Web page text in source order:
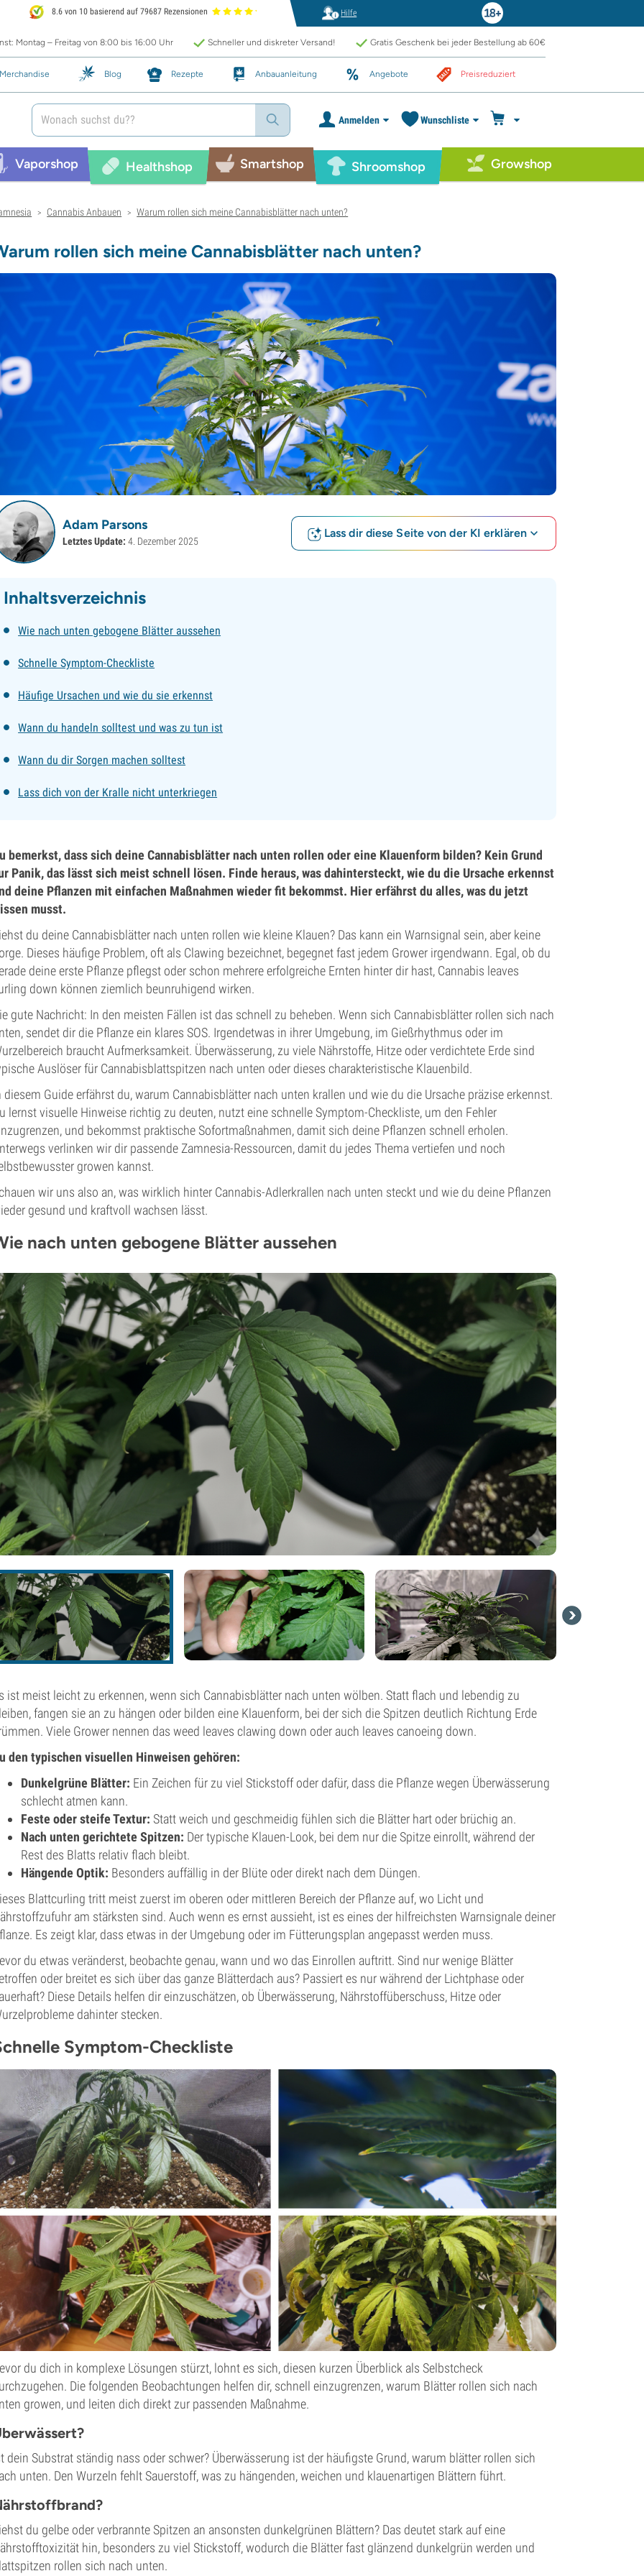
8.6 von 10 basierend auf 79687 Rezensionen Hilfe
Montag – Freitag von 8:00 bis 16:00 Uhr Schneller und diskreter Versand! Gratis Geschenk bei jeder Bestellung ab 60€
Merchandise Blog Rezepte Anbauanleitung Angebote Preisreduziert
Anmelden Wunschliste
Vaporshop Healthshop Smartshop Shroomshop Growshop
> Cannabis Anbauen > Warum rollen sich meine Cannabisblätter nach unten?
rollen sich meine Cannabisblätter nach unten?
Adam Parsons
Letztes Update: 4. Dezember 2025
Lass dir diese Seite von der KI erklären
Inhaltsverzeichnis
Wie nach unten gebogene Blätter aussehen
Schnelle Symptom-Checkliste
Häufige Ursachen und wie du sie erkennst
Wann du handeln solltest und was zu tun ist
Wann du dir Sorgen machen solltest
Lass dich von der Kralle nicht unterkriegen
bemerkst, dass sich deine Cannabisblätter nach unten rollen oder eine Klauenform bilden? Kein Grund
Panik, das lässt sich meist schnell lösen. Finde heraus, was dahintersteckt, wie du die Ursache erkennst
deine Pflanzen mit einfachen Maßnahmen wieder fit bekommst. Hier erfährst du alles, was du jetzt
musst.
du deine Cannabisblätter nach unten rollen wie kleine Klauen? Das kann ein Warnsignal sein, aber keine
Dieses häufige Problem, oft als Clawing bezeichnet, begegnet fast jedem Grower irgendwann. Egal, ob du
deine erste Pflanze pflegst oder schon mehrere erfolgreiche Ernten hinter dir hast, Cannabis leaves
down können ziemlich beunruhigend wirken.
gute Nachricht: In den meisten Fällen ist das schnell zu beheben. Wenn sich Cannabisblätter rollen sich nach
sendet dir die Pflanze ein klares SOS. Irgendetwas in ihrer Umgebung, im Gießrhythmus oder im
braucht Aufmerksamkeit. Überwässerung, zu viele Nährstoffe, Hitze oder verdichtete Erde sind
Auslöser für Cannabisblattspitzen nach unten oder dieses charakteristische Klauenbild.
diesem Guide erfährst du, warum Cannabisblätter nach unten krallen und wie du die Ursache präzise erkennst.
lernst visuelle Hinweise richtig zu deuten, nutzt eine schnelle Symptom-Checkliste, um den Fehler
und bekommst praktische Sofortmaßnahmen, damit sich deine Pflanzen schnell erholen.
verlinken wir dir passende Zamnesia-Ressourcen, damit du jedes Thema vertiefen und noch
growen kannst.
wir uns also an, was wirklich hinter Cannabis-Adlerkrallen nach unten steckt und wie du deine Pflanzen
gesund und kraftvoll wachsen lässt.
nach unten gebogene Blätter aussehen
ist meist leicht zu erkennen, wenn sich Cannabisblätter nach unten wölben. Statt flach und lebendig zu
fangen sie an zu hängen oder bilden eine Klauenform, bei der sich die Spitzen deutlich Richtung Erde
Viele Grower nennen das weed leaves clawing down oder auch leaves canoeing down.
den typischen visuellen Hinweisen gehören:
Dunkelgrüne Blätter: Ein Zeichen für zu viel Stickstoff oder dafür, dass die Pflanze wegen Überwässerung
schlecht atmen kann.
Feste oder steife Textur: Statt weich und geschmeidig fühlen sich die Blätter hart oder brüchig an.
Nach unten gerichtete Spitzen: Der typische Klauen-Look, bei dem nur die Spitze einrollt, während der
Rest des Blatts relativ flach bleibt.
Hängende Optik: Besonders auffällig in der Blüte oder direkt nach dem Düngen.
Blattcurling tritt meist zuerst im oberen oder mittleren Bereich der Pflanze auf, wo Licht und
am stärksten sind. Auch wenn es ernst aussieht, ist es eines der hilfreichsten Warnsignale deiner
Es zeigt klar, dass etwas in der Umgebung oder im Fütterungsplan angepasst werden muss.
du etwas veränderst, beobachte genau, wann und wo das Einrollen auftritt. Sind nur wenige Blätter
oder breitet es sich über das ganze Blätterdach aus? Passiert es nur während der Lichtphase oder
Diese Details helfen dir einzuschätzen, ob Überwässerung, Nährstoffüberschuss, Hitze oder
dahinter stecken.
Symptom-Checkliste
du dich in komplexe Lösungen stürzt, lohnt es sich, diesen kurzen Überblick als Selbstcheck
Die folgenden Beobachtungen helfen dir, schnell einzugrenzen, warum Blätter rollen sich nach
growen, und leiten dich direkt zur passenden Maßnahme.
dein Substrat ständig nass oder schwer? Überwässerung ist der häufigste Grund, warum blätter rollen sich
unten. Den Wurzeln fehlt Sauerstoff, was zu hängenden, weichen und klauenartigen Blättern führt.
du gelbe oder verbrannte Spitzen an ansonsten dunkelgrünen Blättern? Das deutet stark auf eine
hin, besonders zu viel Stickstoff, wodurch die Blätter fast glänzend dunkelgrün werden und
rollen sich nach unten.